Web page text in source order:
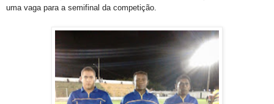
uma vaga para a semifinal da competição.